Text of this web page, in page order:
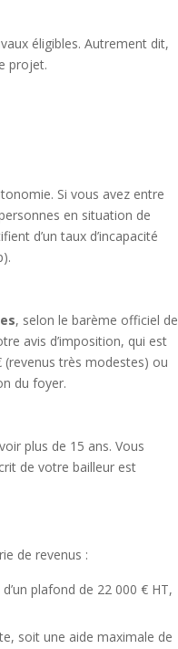
éligibles. Autrement dit,
projet.
Si vous avez entre
en situation de
d’un taux d’incapacité
, selon le barème officiel de
avis d’imposition, qui est
(revenus très modestes) ou
du foyer.
plus de 15 ans. Vous
de votre bailleur est
de revenus :
plafond de 22 000 € HT,
soit une aide maximale de